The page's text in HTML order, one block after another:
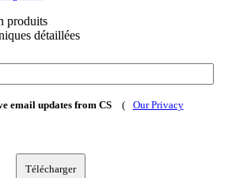
produits
détaillées
email updates from CS (
Our Privacy
Télécharger